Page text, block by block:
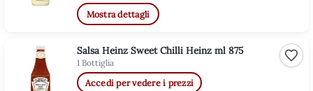
Mostra dettagli
Salsa Heinz Sweet Chilli Heinz ml 875
1 Bottiglia
Accedi per vedere i prezzi